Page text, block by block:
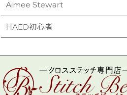
Aimee Stewart
HAED初心者